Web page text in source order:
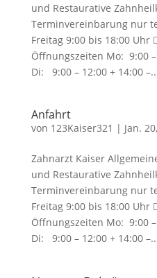
und Restaurative
Terminvereinbarung nur
Freitag 9:00 bis 18:00 Uhr
Öffnungszeiten Mo: 9:00
Di: 9:00 – 12:00 + 14:00
Anfahrt
von 123Kaiser321 | Jan.
Zahnarzt Kaiser
und Restaurative
Terminvereinbarung nur
Freitag 9:00 bis 18:00 Uhr
Öffnungszeiten Mo: 9:00
Di: 9:00 – 12:00 + 14:00